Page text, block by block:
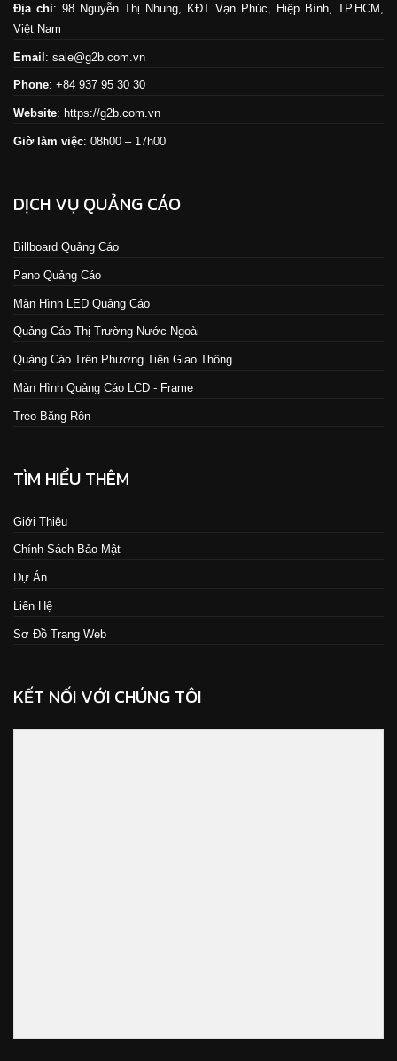
Địa chỉ: 98 Nguyễn Thị Nhung, KĐT Vạn Phúc, Hiệp Bình, TP.HCM,
Việt Nam
Email: sale@g2b.com.vn
Phone: +84 937 95 30 30
Website: https://g2b.com.vn
Giờ làm việc: 08h00 – 17h00
DỊCH VỤ QUẢNG CÁO
Billboard Quảng Cáo
Pano Quảng Cáo
Màn Hình LED Quảng Cáo
Quảng Cáo Thị Trường Nước Ngoài
Quảng Cáo Trên Phương Tiện Giao Thông
Màn Hình Quảng Cáo LCD - Frame
Treo Băng Rôn
TÌM HIỂU THÊM
Giới Thiệu
Chính Sách Bảo Mật
Dự Án
Liên Hệ
Sơ Đồ Trang Web
KẾT NỐI VỚI CHÚNG TÔI